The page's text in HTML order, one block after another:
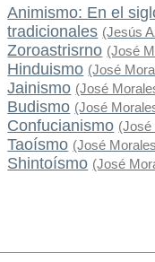
Animismo: En el
tradicionales (Jesús
Zoroastrisrno (José
Hinduismo (José
Jainismo (José
Budismo (José
Confucianismo (José
Taoísmo (José
Shintoísmo (José